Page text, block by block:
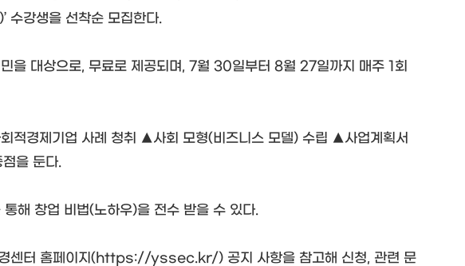
수강생을 선착순 모집한다.
을 대상으로, 무료로 제공되며, 7월 30일부터 8월 27일까지 매주 1회
경제기업 사례 청취 ▲사회 모형(비즈니스 모델) 수립 ▲사업계획서
을 둔다.
해 창업 비법(노하우)을 전수 받을 수 있다.
경센터 홈페이지(https://yssec.kr/) 공지 사항을 참고해 신청, 관련 문